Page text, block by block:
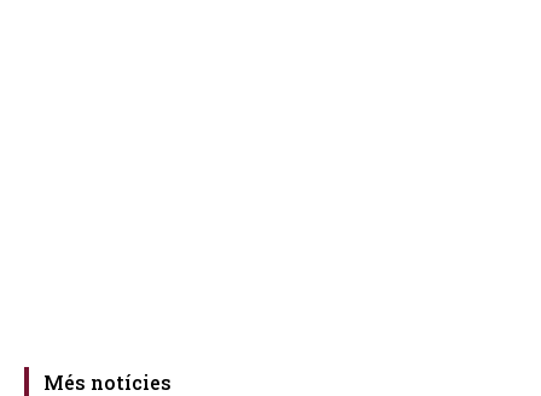
Més notícies